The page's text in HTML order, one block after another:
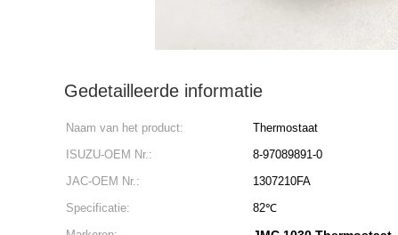
Gedetailleerde informatie
Naam van het product: Thermostaat
ISUZU-OEM Nr.:
8-97089891-0
JAC-OEM Nr.:
1307210FA
Specificatie:
82℃